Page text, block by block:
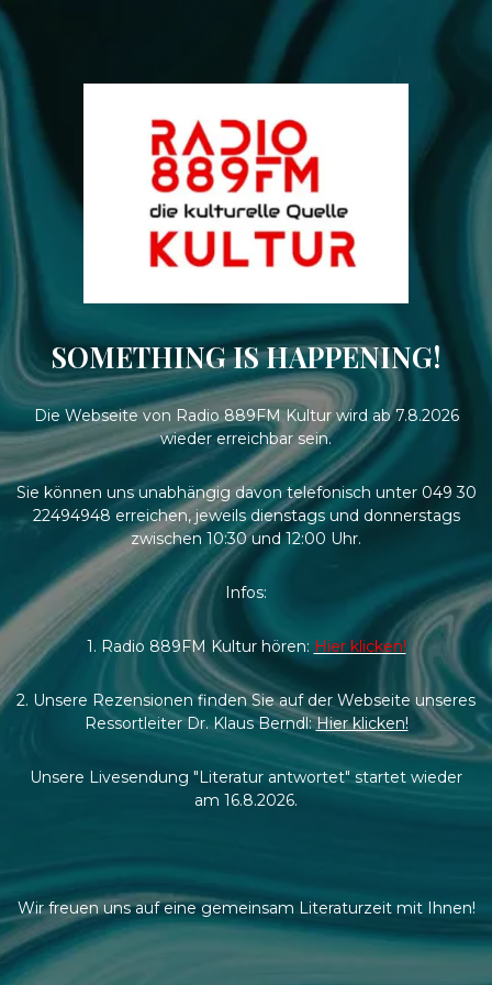
SOMETHING IS HAPPENING!
Die Webseite von Radio 889FM Kultur wird ab 7.8.2026
wieder erreichbar sein.
Sie können uns unabhängig davon telefonisch unter 049 30
22494948 erreichen, jeweils dienstags und donnerstags
zwischen 10:30 und 12:00 Uhr.
Infos:
1. Radio 889FM Kultur hören: Hier klicken!
2. Unsere Rezensionen finden Sie auf der Webseite unseres
Ressortleiter Dr. Klaus Berndl:Hier klicken!
Unsere Livesendung "Literatur antwortet" startet wieder
am 16.8.2026.
Wir freuen uns auf eine gemeinsam Literaturzeit mit Ihnen!